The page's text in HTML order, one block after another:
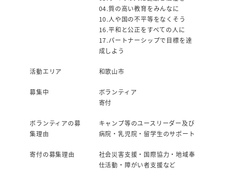
04.質の高い教育をみんなに
10.人や国の不平等をなくそう
16.平和と公正をすべての人に
17.パートナーシップで目標を達
成しよう
活動エリア 和歌山市
募集中
ボランティア
寄付
ボランティアの募
集理由
キャンプ等のユースリーダー及び
病院・乳児院・留学生のサポート
寄付の募集理由
社会災害支援・国際協力・地域奉
仕活動・障がい者支援など